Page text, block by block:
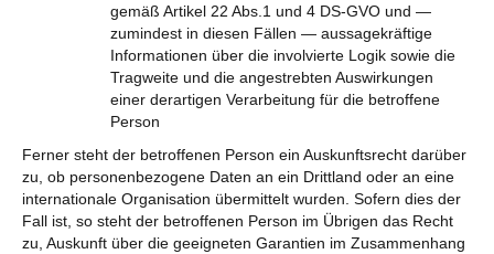
gemäß Artikel 22 Abs.1 und 4 DS-GVO und —
zumindest in diesen Fällen — aussagekräftige
Informationen über die involvierte Logik sowie die
Tragweite und die angestrebten Auswirkungen
einer derartigen Verarbeitung für die betroffene
Person
Ferner steht der betroffenen Person ein Auskunftsrecht darüber
zu, ob personenbezogene Daten an ein Drittland oder an eine
internationale Organisation übermittelt wurden. Sofern dies der
Fall ist, so steht der betroffenen Person im Übrigen das Recht
zu, Auskunft über die geeigneten Garantien im Zusammenhang